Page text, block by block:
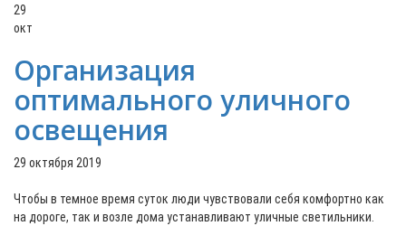
29
окт
Организация
оптимального уличного
освещения
29 октября 2019
Чтобы в темное время суток люди чувствовали себя комфортно как
на дороге, так и возле дома устанавливают уличные светильники.